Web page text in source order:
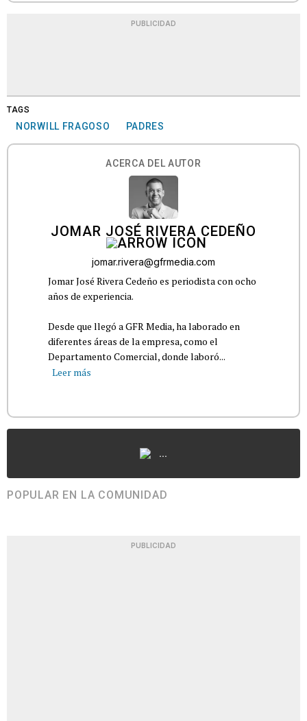
PUBLICIDAD
TAGS
NORWILL FRAGOSO PADRES
ACERCA DEL AUTOR
JOMAR JOSÉ RIVERA CEDEÑO
jomar.rivera@gfrmedia.com
Jomar José Rivera Cedeño es periodista con ocho
años de experiencia.
Desde que llegó a GFR Media, ha laborado en
diferentes áreas de la empresa, como el
Departamento Comercial, donde laboró...
Leer más
...
POPULAR EN LA COMUNIDAD
PUBLICIDAD